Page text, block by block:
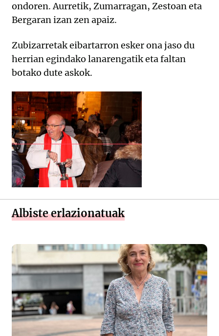
ondoren. Aurretik, Zumarragan, Zestoan eta
Bergaran izan zen apaiz.
Zubizarretak eibartarron esker ona jaso du
herrian egindako lanarengatik eta faltan
botako dute askok.
Albiste erlazionatuak